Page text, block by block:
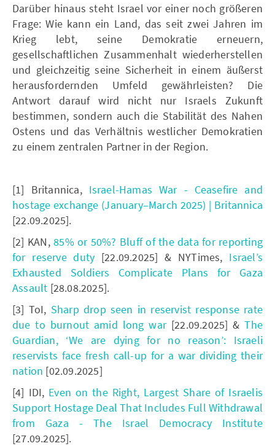
Darüber hinaus steht Israel vor einer noch größeren
Frage: Wie kann ein Land, das seit zwei Jahren im
Krieg lebt, seine Demokratie erneuern,
gesellschaftlichen Zusammenhalt wiederherstellen
und gleichzeitig seine Sicherheit in einem äußerst
herausfordernden Umfeld gewährleisten? Die
Antwort darauf wird nicht nur Israels Zukunft
bestimmen, sondern auch die Stabilität des Nahen
Ostens und das Verhältnis westlicher Demokratien
zu einem zentralen Partner in der Region.
[1] Britannica, Israel-Hamas War - Ceasefire and
hostage exchange (January–March 2025) | Britannica
[22.09.2025].
[2] KAN,85% or 50%? Bluff of the data for reporting
for reserve duty [22.09.2025] & NYTimes, Israel’s
Exhausted Soldiers Complicate Plans for Gaza
Assault [28.08.2025].
[3] ToI, Sharp drop seen in reservist response rate
due to burnout amid long war[22.09.2025] &The
Guardian, ‘We are dying for no reason’: Israeli
reservists face fresh call-up for a war dividing their
nation [02.09.2025]
[4] IDI, Even on the Right, Largest Share of Israelis
Support Hostage Deal That Includes Full Withdrawal
from Gaza - The Israel Democracy Institute
[27.09.2025].